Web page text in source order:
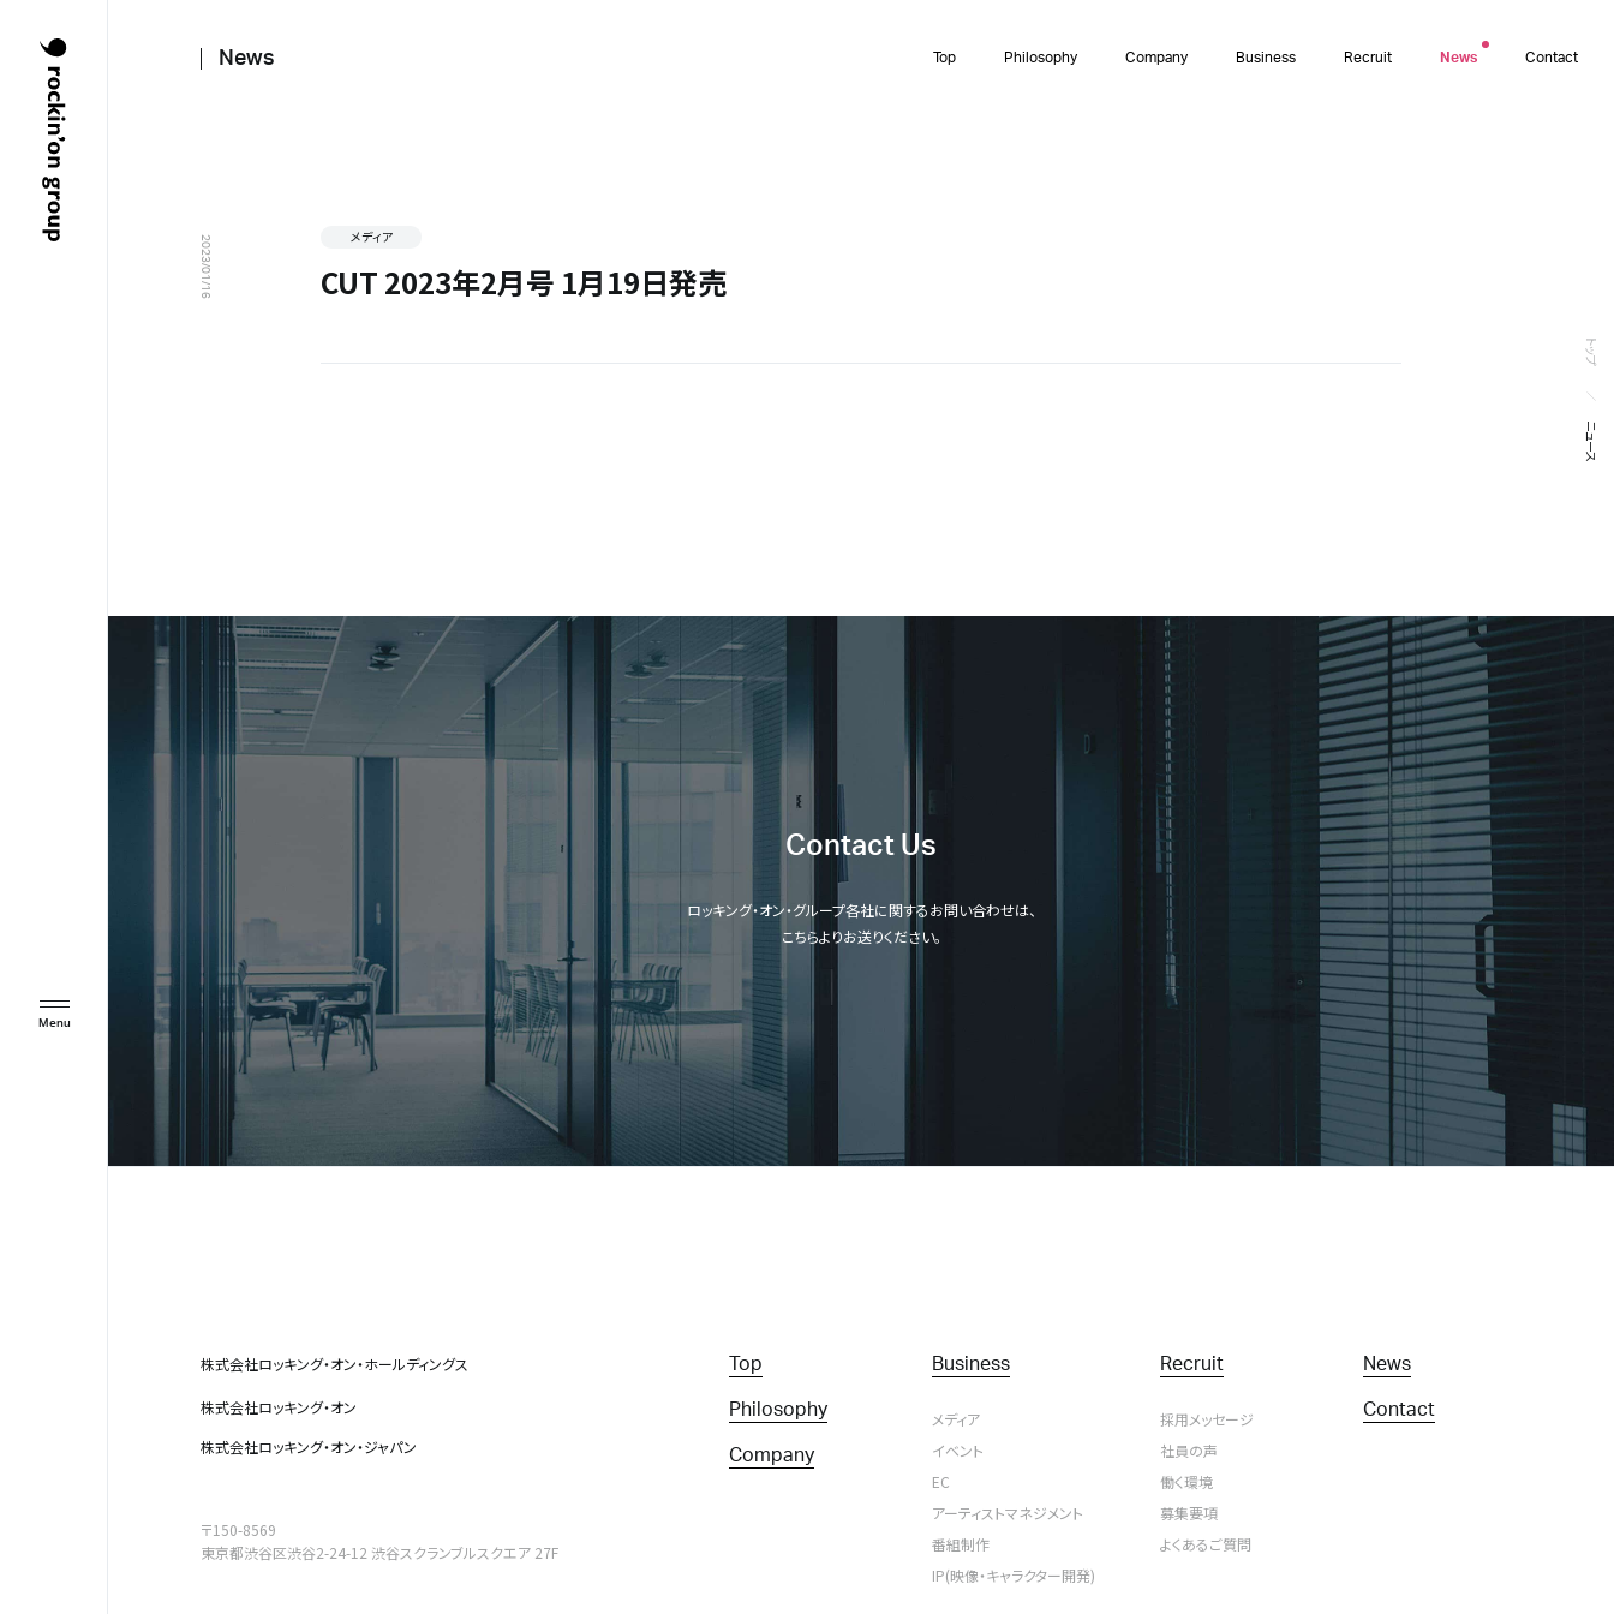
Top Philosophy Company Business Recruit News Contact
News
トップ
ニュース
2023/01/16 メディア
CUT 2023年2月号 1月19日発売
Contact Us
ロッキング・オン・グループ各社に関するお問い合わせは、
こちらよりお送りください。
株式会社ロッキング・オン・ホールディングス
株式会社ロッキング・オン
株式会社ロッキング・オン・ジャパン
〒150-8569
東京都渋谷区渋谷2-24-12 渋谷スクランブルスクエア 27F
Top
Philosophy
Company
Business
メディア
イベント
EC
アーティストマネジメント
番組制作
IP(映像・キャラクター開発)
Recruit
採用メッセージ
社員の声
働く環境
募集要項
よくあるご質問
News
Contact